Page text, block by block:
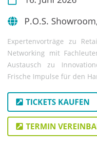
P.O.S.
Expertenvorträge zu
Networking mit
Austausch zu
Frische Impulse für den
TICKETS KAUFEN
TERMIN